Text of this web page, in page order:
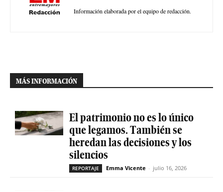
Información elaborada por el equipo de redacción.
MÁS INFORMACIÓN
El patrimonio no es lo único
que legamos. También se
heredan las decisiones y los
silencios
REPORTAJE Emma Vicente - julio 16, 2026